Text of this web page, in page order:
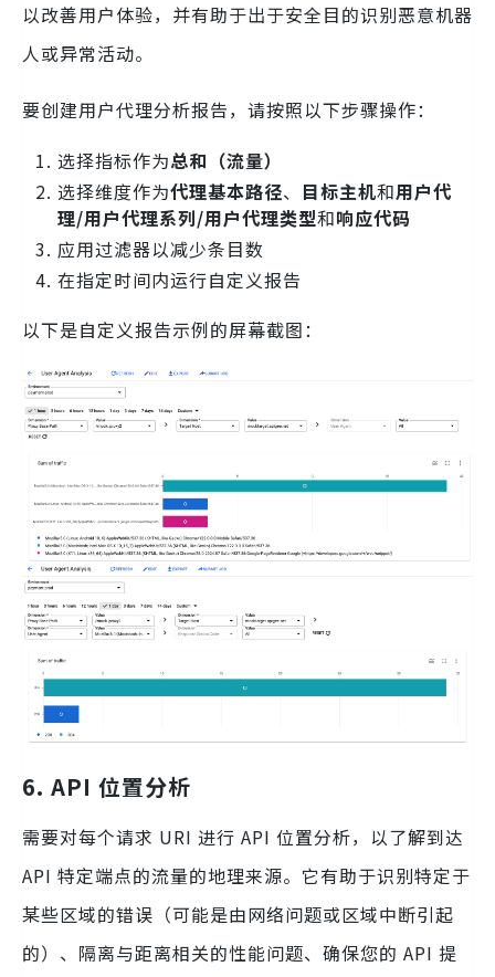
以改善用户体验，并有助于出于安全目的识别恶意机器
人或异常活动。
要创建用户代理分析报告，请按照以下步骤操作：
选择指标作为总和（流量）
选择维度作为代理基本路径、 目标主机和用户代
理/用户代理系列/用户代理类型和响应代码
应用过滤器以减少条目数
在指定时间内运行自定义报告
以下是自定义报告示例的屏幕截图：
6. API 位置分析
需要对每个请求 URI 进行 API 位置分析，以了解到达
API 特定端点的流量的地理来源。它有助于识别特定于
某些区域的错误（可能是由网络问题或区域中断引起
的）、隔离与距离相关的性能问题、确保您的 API 提